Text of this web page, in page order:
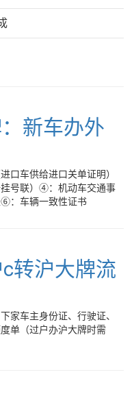
新车办外
口车供给进口关单证明）
号联）④：机动车交通事
：车辆一致性证书
转沪大牌流
家车主身份证、行驶证、
单（过户办沪大牌时需